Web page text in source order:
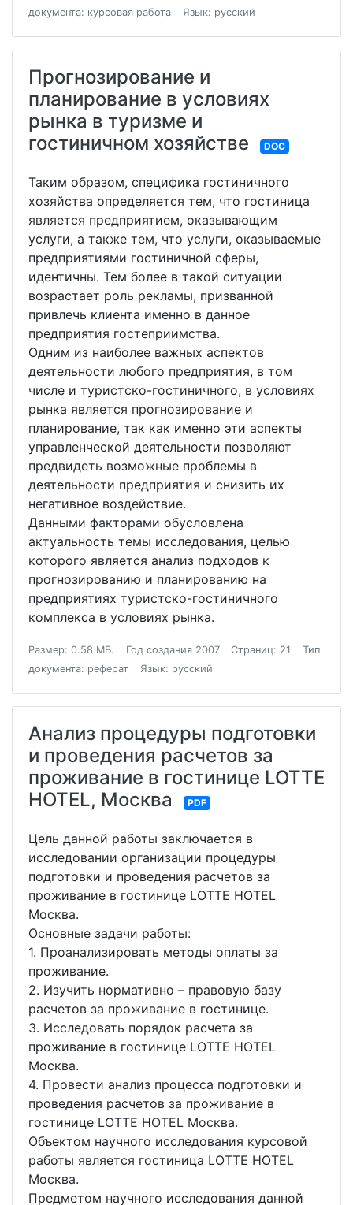
документа: курсовая работа
Язык: русский
Прогнозирование и
планирование в условиях
рынка в туризме и
гостиничном хозяйстве
DOC
Таким образом, специфика гостиничного
хозяйства определяется тем, что гостиница
является предприятием, оказывающим
услуги, а также тем, что услуги, оказываемые
предприятиями гостиничной сферы,
идентичны. Тем более в такой ситуации
возрастает роль рекламы, призванной
привлечь клиента именно в данное
предприятия гостеприимства.
Одним из наиболее важных аспектов
деятельности любого предприятия, в том
числе и туристско-гостиничного, в условиях
рынка является прогнозирование и
планирование, так как именно эти аспекты
управленческой деятельности позволяют
предвидеть возможные проблемы в
деятельности предприятия и снизить их
негативное воздействие.
Данными факторами обусловлена
актуальность темы исследования, целью
которого является анализ подходов к
прогнозированию и планированию на
предприятиях туристско-гостиничного
комплекса в условиях рынка.
Размер: 0.58 МБ. Год создания 2007 Страниц: 21
Тип
документа: реферат
Язык: русский
Анализ процедуры подготовки
и проведения расчетов за
проживание в гостинице LOTTE
HOTEL, Москва
PDF
Цель данной работы заключается в
исследовании организации процедуры
подготовки и проведения расчетов за
проживание в гостинице LOTTE HOTEL
Москва.
Основные задачи работы:
1. Проанализировать методы оплаты за
проживание.
2. Изучить нормативно – правовую базу
расчетов за проживание в гостинице.
3. Исследовать порядок расчета за
проживание в гостинице LOTTE HOTEL
Москва.
4. Провести анализ процесса подготовки и
проведения расчетов за проживание в
гостинице LOTTE HOTEL Москва.
Объектом научного исследования курсовой
работы является гостиница LOTTE HOTEL
Москва.
Предметом научного исследования данной